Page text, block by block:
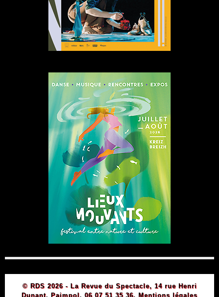
© RDS 2026 - La Revue du Spectacle, 14 rue Henri
Dunant, Paimpol, 06 07 51 35 36. Mentions légales